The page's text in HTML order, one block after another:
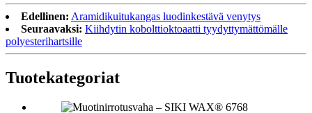
Edellinen: Aramidikuitukangas luodinkestävä venytys
Seuraavaksi: Kiihdytin kobolttioktoaatti tyydyttymättömälle
polyesterihartsille
Tuotekategoriat